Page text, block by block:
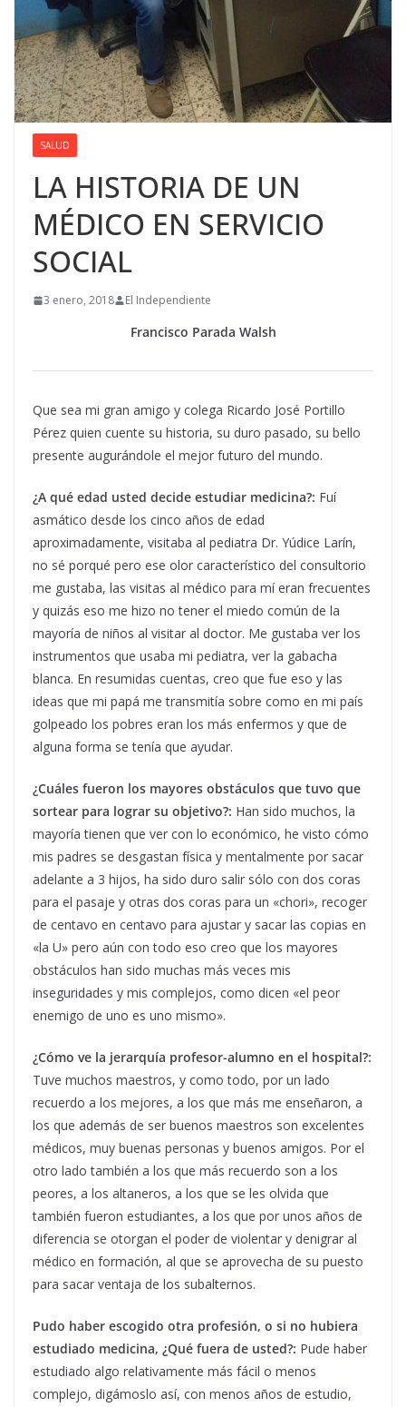
SALUD
LA HISTORIA DE UN
MÉDICO EN SERVICIO
SOCIAL
3 enero, 2018 El Independiente
Francisco Parada Walsh
Que sea mi gran amigo y colega Ricardo José Portillo
Pérez quien cuente su historia, su duro pasado, su bello
presente augurándole el mejor futuro del mundo.
¿A qué edad usted decide estudiar medicina?: Fuí
asmático desde los cinco años de edad
aproximadamente, visitaba al pediatra Dr. Yúdice Larín,
no sé porqué pero ese olor característico del consultorio
me gustaba, las visitas al médico para mí eran frecuentes
y quizás eso me hizo no tener el miedo común de la
mayoría de niños al visitar al doctor. Me gustaba ver los
instrumentos que usaba mi pediatra, ver la gabacha
blanca. En resumidas cuentas, creo que fue eso y las
ideas que mi papá me transmitía sobre como en mi país
golpeado los pobres eran los más enfermos y que de
alguna forma se tenía que ayudar.
¿Cuáles fueron los mayores obstáculos que tuvo que
sortear para lograr su objetivo?: Han sido muchos, la
mayoría tienen que ver con lo económico, he visto cómo
mis padres se desgastan física y mentalmente por sacar
adelante a 3 hijos, ha sido duro salir sólo con dos coras
para el pasaje y otras dos coras para un «chori», recoger
de centavo en centavo para ajustar y sacar las copias en
«la U» pero aún con todo eso creo que los mayores
obstáculos han sido muchas más veces mis
inseguridades y mis complejos, como dicen «el peor
enemigo de uno es uno mismo».
¿Cómo ve la jerarquía profesor-alumno en el hospital?:
Tuve muchos maestros, y como todo, por un lado
recuerdo a los mejores, a los que más me enseñaron, a
los que además de ser buenos maestros son excelentes
médicos, muy buenas personas y buenos amigos. Por el
otro lado también a los que más recuerdo son a los
peores, a los altaneros, a los que se les olvida que
también fueron estudiantes, a los que por unos años de
diferencia se otorgan el poder de violentar y denigrar al
médico en formación, al que se aprovecha de su puesto
para sacar ventaja de los subalternos.
Pudo haber escogido otra profesión, o si no hubiera
estudiado medicina, ¿Qué fuera de usted?: Pude haber
estudiado algo relativamente más fácil o menos
complejo, digámoslo así, con menos años de estudio,